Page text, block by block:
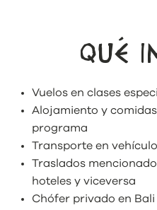
QUÉ
Vuelos en clases
Alojamiento y
programa
Transporte en
Traslados
hoteles y viceversa
Chófer privado en